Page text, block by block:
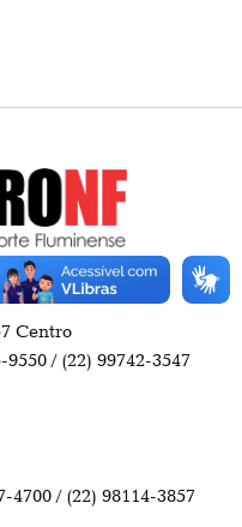
Centro
/ (22) 99742-3547
4700 / (22) 98114-3857